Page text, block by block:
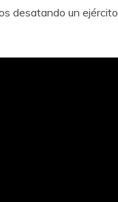
desatando un ejército